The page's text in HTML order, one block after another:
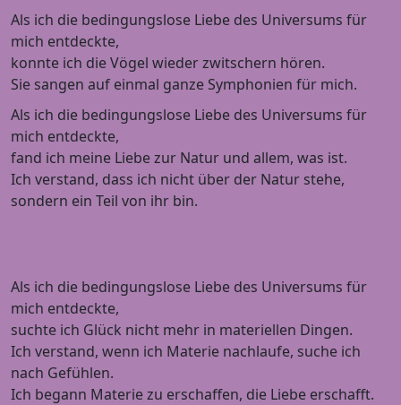
Als ich die bedingungslose Liebe des Universums für
mich entdeckte,
konnte ich die Vögel wieder zwitschern hören.
Sie sangen auf einmal ganze Symphonien für mich.
Als ich die bedingungslose Liebe des Universums für
mich entdeckte,
fand ich meine Liebe zur Natur und allem, was ist.
Ich verstand, dass ich nicht über der Natur stehe,
sondern ein Teil von ihr bin.
Als ich die bedingungslose Liebe des Universums für
mich entdeckte,
suchte ich Glück nicht mehr in materiellen Dingen.
Ich verstand, wenn ich Materie nachlaufe, suche ich
nach Gefühlen.
Ich begann Materie zu erschaffen, die Liebe erschafft.